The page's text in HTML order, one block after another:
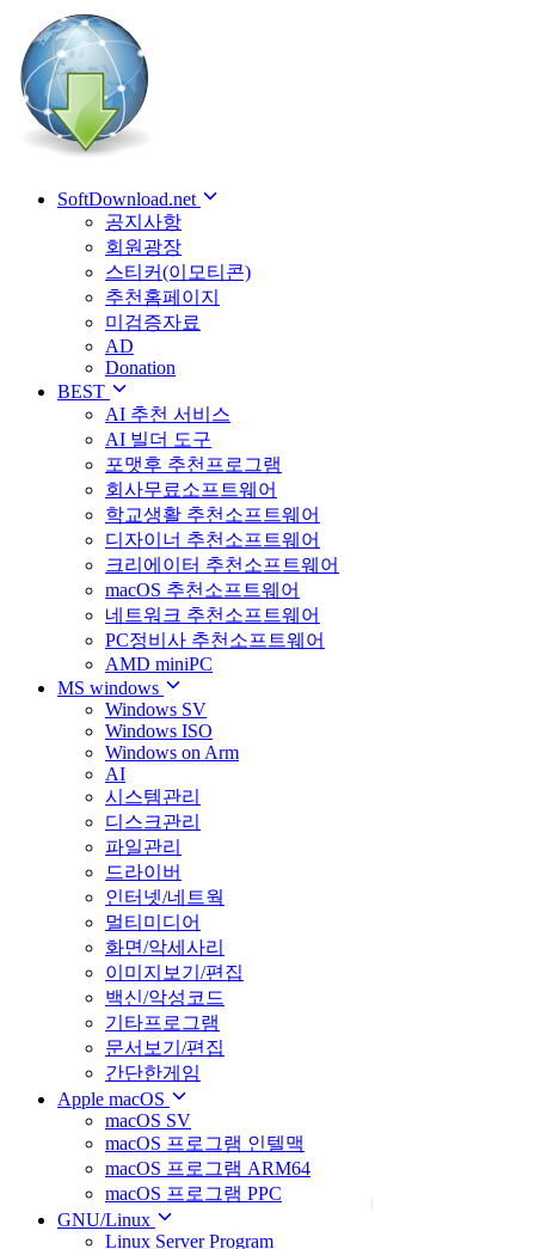
SoftDownload.net
공지사항
회원광장
스티커(이모티콘)
추천홈페이지
미검증자료
AD
Donation
BEST
AI 추천 서비스
AI 빌더 도구
포맷후 추천프로그램
회사무료소프트웨어
학교생활 추천소프트웨어
디자이너 추천소프트웨어
크리에이터 추천소프트웨어
macOS 추천소프트웨어
네트워크 추천소프트웨어
PC정비사 추천소프트웨어
AMD miniPC
MS windows
Windows SV
Windows ISO
Windows on Arm
AI
시스템관리
디스크관리
파일관리
드라이버
인터넷/네트웍
멀티미디어
화면/악세사리
이미지보기/편집
백신/악성코드
기타프로그램
문서보기/편집
간단한게임
Apple macOS
macOS SV
macOS 프로그램 인텔맥
macOS 프로그램 ARM64
macOS 프로그램 PPC
GNU/Linux
Linux Server Program